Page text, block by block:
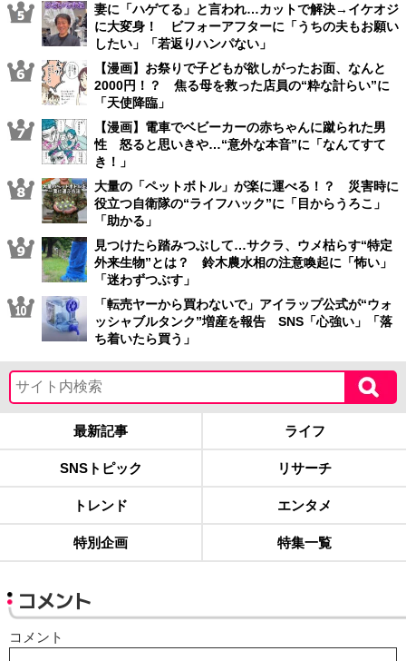
妻に「ハゲてる」と言われ…カットで解決→イケオジ
に大変身！ ビフォーアフターに「うちの夫もお願い
したい」「若返りハンパない」
【漫画】お祭りで子どもが欲しがったお面、なんと
2000円！？ 焦る母を救った店員の“粋な計らい”に
「天使降臨」
【漫画】電車でベビーカーの赤ちゃんに蹴られた男
性 怒ると思いきや…“意外な本音”に「なんてすて
き！」
大量の「ペットボトル」が楽に運べる！？ 災害時に
役立つ自衛隊の“ライフハック”に「目からうろこ」
「助かる」
見つけたら踏みつぶして…サクラ、ウメ枯らす“特定
外来生物”とは？ 鈴木農水相の注意喚起に「怖い」
「迷わずつぶす」
「転売ヤーから買わないで」アイラップ公式が“ウォ
ッシャブルタンク”増産を報告 SNS「心強い」「落
ち着いたら買う」
最新記事 ライフ
SNSトピック リサーチ
トレンド エンタメ
特別企画 特集一覧
コメント
コメント